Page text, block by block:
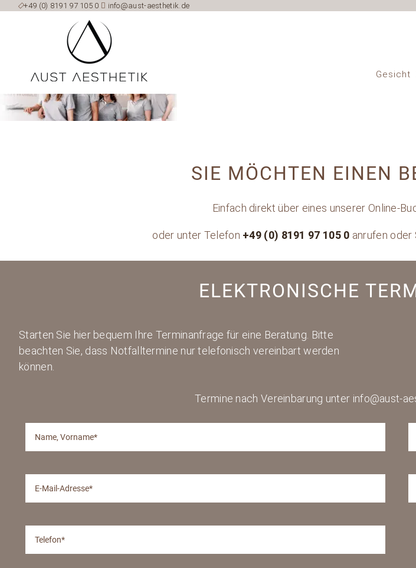
+49 (0) 8191 97 105 0  info@aust-aesthetik.de
Gesicht
SIE MÖCHTEN EINEN
Einfach direkt über eines unserer Online-
oder unter Telefon +49 (0) 8191 97 105 0 anrufen oder
ELEKTRONISCHE
Starten Sie hier bequem Ihre Terminanfrage für eine Beratung. Bitte
beachten Sie, dass Notfalltermine nur telefonisch vereinbart werden
können.
Termine nach Vereinbarung unter info@aust-